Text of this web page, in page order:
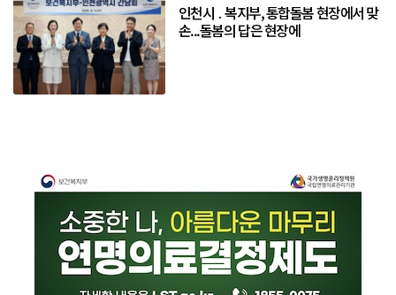
인천시 ․ 복지부, 통합돌봄 현장에서 맞
손...돌봄의 답은 현장에